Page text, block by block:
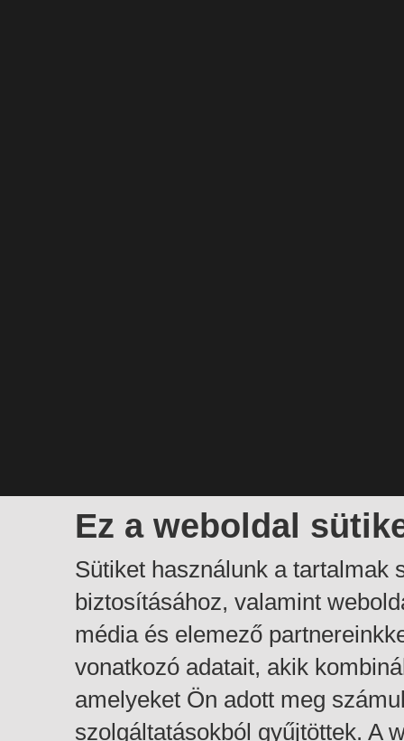
Ez a weboldal
Sütiket használunk a tartalmak
biztosításához, valamint
média és elemező
vonatkozó adatait, akik
amelyeket Ön adott meg
szolgáltatásokból gyűjtöttek. A